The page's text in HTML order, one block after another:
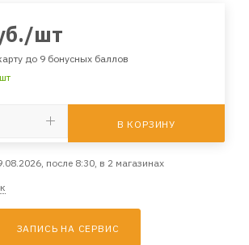
/шт
до 9 бонусных баллов
В КОРЗИНУ
после 8:30, в 2 магазинах
ЗАПИСЬ НА СЕРВИС